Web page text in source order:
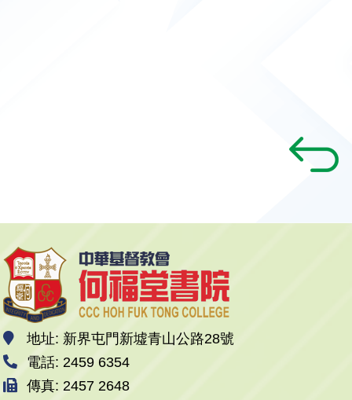
地址: 新界屯門新墟青山公路28號
電話: 2459 6354
傳真: 2457 2648